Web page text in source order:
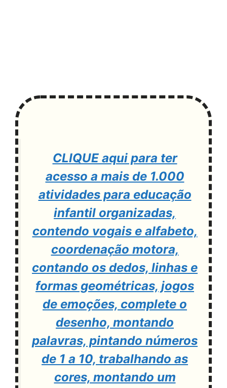
CLIQUE aqui para ter
acesso a mais de 1.000
atividades para educação
infantil organizadas,
contendo vogais e alfabeto,
coordenação motora,
contando os dedos, linhas e
formas geométricas, jogos
de emoções, complete o
desenho, montando
palavras, pintando números
de 1 a 10, trabalhando as
cores, montando um